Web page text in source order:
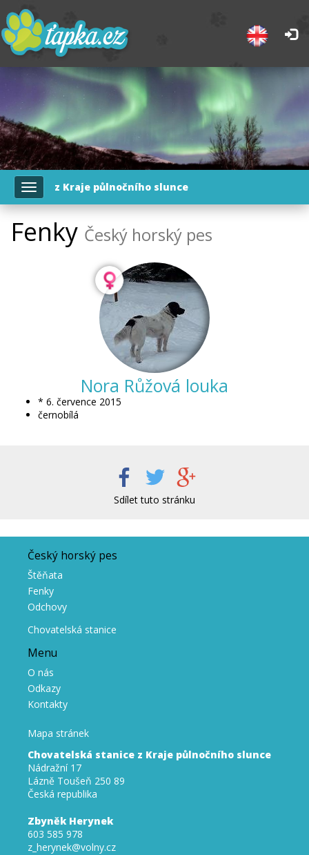
Toggle
navigation
z Kraje půlnočního slunce
Fenky Český horský pes
Nora Růžová louka
* 6. července 2015
černobílá
Sdílet tuto stránku
Český horský pes
Štěňata
Fenky
Odchovy
Chovatelská stanice
Menu
O nás
Odkazy
Kontakty
Mapa stránek
Chovatelská stanice z Kraje půlnočního slunce
Nádražní 17
Lázně Toušeň 250 89
Česká republika
Zbyněk Herynek
603 585 978
z_herynek@volny.cz